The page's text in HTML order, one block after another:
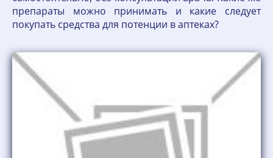
препараты можно принимать и какие следует
покупать средства для потенции в аптеках?